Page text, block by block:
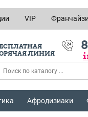
VIP
ЛИНИЯ
Афродизиаки